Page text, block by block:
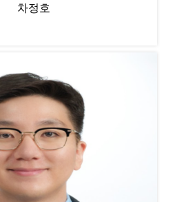
차정호